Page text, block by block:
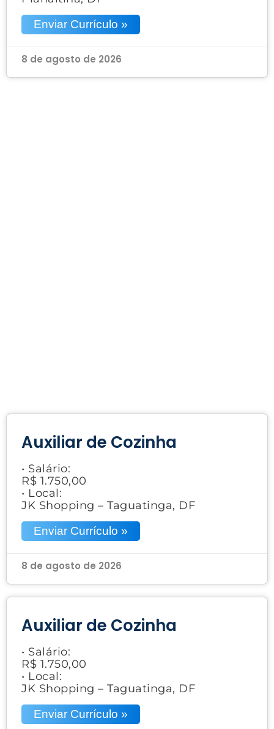
Enviar Currículo »
8 de agosto de 2026
Auxiliar de Cozinha
• Salário:
R$ 1.750,00
• Local:
JK Shopping – Taguatinga, DF
Enviar Currículo »
8 de agosto de 2026
Auxiliar de Cozinha
• Salário:
R$ 1.750,00
• Local:
JK Shopping – Taguatinga, DF
Enviar Currículo »